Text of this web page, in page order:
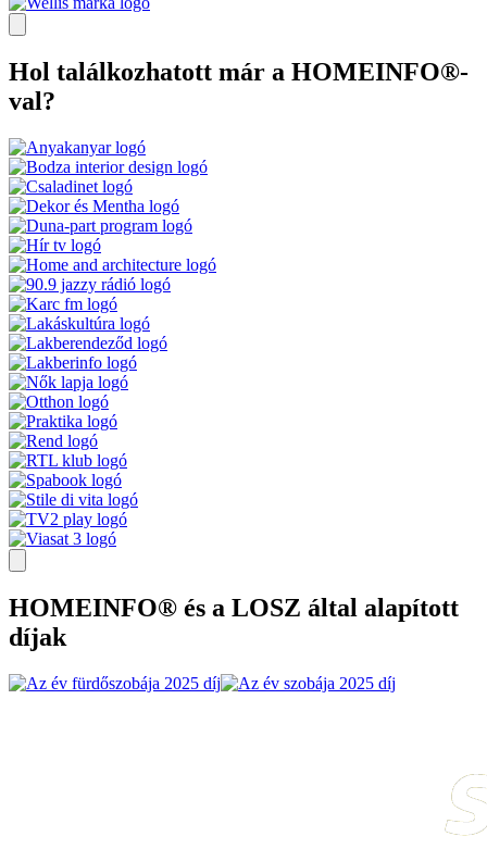
Hol találkozhatott már a HOMEINFO®-
val?
HOMEINFO® és a LOSZ által alapított
díjak